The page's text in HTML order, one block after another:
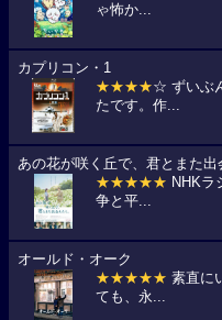
ゃ怖か...
カプリコン・1
★★★★☆ ずいぶ
たです。作...
あの花が咲く丘で、君とまた出
★★★★★ NHKラ
争と平...
オールド・オーク
★★★★★ 素直に
ても、永...